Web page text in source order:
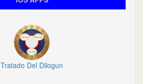
Tratado Del Dilogun